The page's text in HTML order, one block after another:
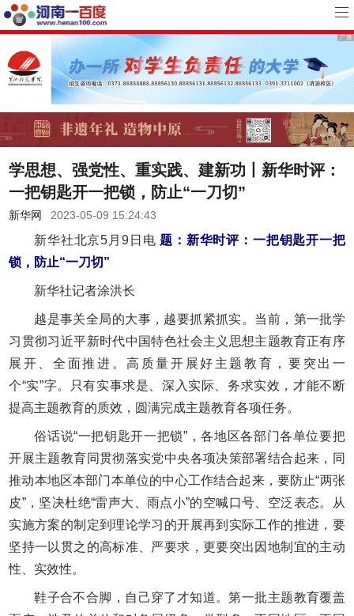
学思想、强党性、重实践、建新功丨新华时评：
一把钥匙开一把锁，防止“一刀切”
新华网 2023-05-09 15:24:43
新华社北京5月9日电题：新华时评：一把钥匙开一把
锁，防止“一刀切”
新华社记者涂洪长
越是事关全局的大事，越要抓紧抓实。当前，第一批学
习贯彻习近平新时代中国特色社会主义思想主题教育正有序
展开、全面推进。高质量开展好主题教育，要突出一
个“实”字。只有实事求是、深入实际、务求实效，才能不断
提高主题教育的质效，圆满完成主题教育各项任务。
俗话说“一把钥匙开一把锁”，各地区各部门各单位要把
开展主题教育同贯彻落实党中央各项决策部署结合起来，同
推动本地区本部门本单位的中心工作结合起来，要防止“两张
皮”，坚决杜绝“雷声大、雨点小”的空喊口号、空泛表态。从
实施方案的制定到理论学习的开展再到实际工作的推进，要
坚持一以贯之的高标准、严要求，更要突出因地制宜的主动
性、实效性。
鞋子合不合脚，自己穿了才知道。第一批主题教育覆盖